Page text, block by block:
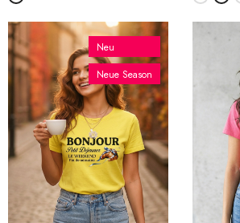
Neu
Neue Season